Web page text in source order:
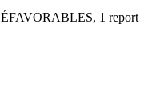
1 report